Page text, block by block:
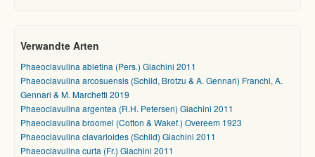
Verwandte Arten
Phaeoclavulina abietina (Pers.) Giachini 2011
Phaeoclavulina arcosuensis (Schild, Brotzu & A. Gennari) Franchi, A.
Gennari & M. Marchetti 2019
Phaeoclavulina argentea (R.H. Petersen) Giachini 2011
Phaeoclavulina broomei (Cotton & Wakef.) Overeem 1923
Phaeoclavulina clavarioides (Schild) Giachini 2011
Phaeoclavulina curta (Fr.) Giachini 2011